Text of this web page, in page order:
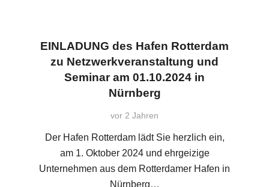
EINLADUNG des Hafen Rotterdam
zu Netzwerkveranstaltung und
Seminar am 01.10.2024 in
Nürnberg
vor 2 Jahren
Der Hafen Rotterdam lädt Sie herzlich ein,
am 1. Oktober 2024 und ehrgeizige
Unternehmen aus dem Rotterdamer Hafen in
Nürnberg…